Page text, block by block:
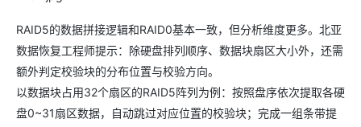
RAID5的数据拼接逻辑和RAID0基本一致，但分析维度更多。北亚
数据恢复工程师提示：除硬盘排列顺序、数据块扇区大小外，还需
额外判定校验块的分布位置与校验方向。
以数据块占用32个扇区的RAID5阵列为例：按照盘序依次提取各硬
盘0~31扇区数据，自动跳过对应位置的校验块；完成一组条带提